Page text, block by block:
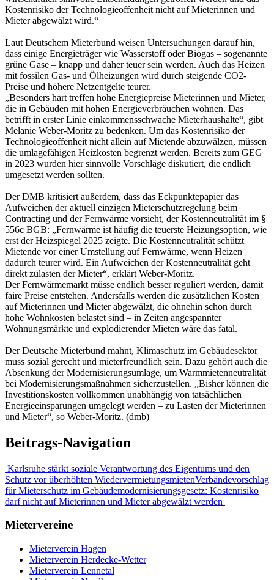
Kostenrisiko der Technologieoffenheit nicht auf Mieterinnen und
Mieter abgewälzt wird.“
Laut Deutschem Mieterbund weisen Untersuchungen darauf hin,
dass einige Energieträger wie Wasserstoff oder Biogas – sogenannte
grüne Gase – knapp und daher teuer sein werden. Auch das Heizen
mit fossilen Gas- und Ölheizungen wird durch steigende CO2-
Preise und höhere Netzentgelte teurer.
„Besonders hart treffen hohe Energiepreise Mieterinnen und Mieter,
die in Gebäuden mit hohen Energieverbräuchen wohnen. Das
betrifft in erster Linie einkommensschwache Mieterhaushalte“, gibt
Melanie Weber-Moritz zu bedenken. Um das Kostenrisiko der
Technologieoffenheit nicht allein auf Mietende abzuwälzen, müssen
die umlagefähigen Heizkosten begrenzt werden. Bereits zum GEG
in 2023 wurden hier sinnvolle Vorschläge diskutiert, die endlich
umgesetzt werden sollten.
Der DMB kritisiert außerdem, dass das Eckpunktepapier das
Aufweichen der aktuell einzigen Mieterschutzregelung beim
Contracting und der Fernwärme vorsieht, der Kostenneutralität im §
556c BGB: „Fernwärme ist häufig die teuerste Heizungsoption, wie
erst der Heizspiegel 2025 zeigte. Die Kostenneutralität schützt
Mietende vor einer Umstellung auf Fernwärme, wenn Heizen
dadurch teurer wird. Ein Aufweichen der Kostenneutralität geht
direkt zulasten der Mieter“, erklärt Weber-Moritz.
Der Fernwärmemarkt müsse endlich besser reguliert werden, damit
faire Preise entstehen. Andersfalls werden die zusätzlichen Kosten
auf Mieterinnen und Mieter abgewälzt, die ohnehin schon durch
hohe Wohnkosten belastet sind – in Zeiten angespannter
Wohnungsmärkte und explodierender Mieten wäre das fatal.
Der Deutsche Mieterbund mahnt, Klimaschutz im Gebäudesektor
muss sozial gerecht und mieterfreundlich sein. Dazu gehört auch die
Absenkung der Modernisierungsumlage, um Warmmietenneutralität
bei Modernisierungsmaßnahmen sicherzustellen. „Bisher können die
Investitionskosten vollkommen unabhängig von tatsächlichen
Energieeinsparungen umgelegt werden – zu Lasten der Mieterinnen
und Mieter“, so Weber-Moritz. (dmb)
Beitrags-Navigation
Karlsruhe stärkt soziale Verantwortung des Eigentums und den
Schutz vor überhöhten WiedervermietungsmietenVerbändevorschlag
für Mieterschutz im Gebäudemodernisierungsgesetz: Kostenrisiko
darf nicht auf Mieterinnen und Mieter abgewälzt werden
Mietervereine
Mieterverein Hagen
Mieterverein Herdecke-Wetter
Mieterverein Lennetal